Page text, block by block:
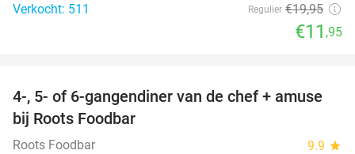
Verkocht: 511
Regulier €19,95
€11 ,95
35%
4-, 5- of 6-gangendiner van de chef + amuse
bij Roots Foodbar
Roots Foodbar 9.9 star